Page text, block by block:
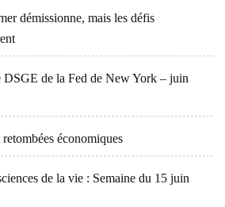
démissionne, mais les défis
DSGE de la Fed de New York – juin
économiques
de la vie : Semaine du 15 juin